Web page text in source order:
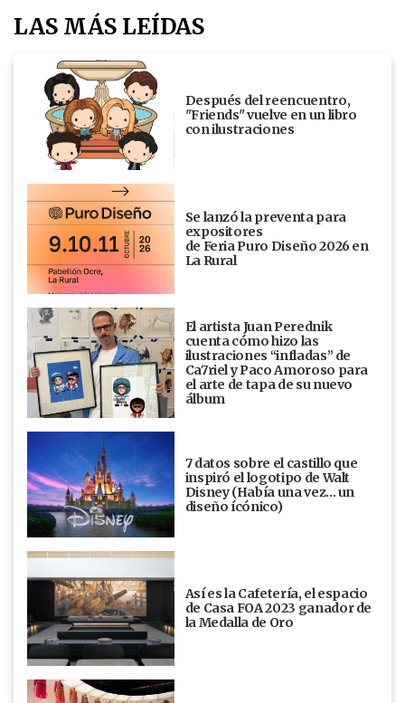
LAS MÁS LEÍDAS
Después del reencuentro,
"Friends" vuelve en un libro
con ilustraciones
Se lanzó la preventa para
expositores
de Feria Puro Diseño 2026 en
La Rural
El artista Juan Perednik
cuenta cómo hizo las
ilustraciones “infladas” de
Ca7riel y Paco Amoroso para
el arte de tapa de su nuevo
álbum
7 datos sobre el castillo que
inspiró el logotipo de Walt
Disney (Había una vez... un
diseño ícónico)
Así es la Cafetería, el espacio
de Casa FOA 2023 ganador de
la Medalla de Oro